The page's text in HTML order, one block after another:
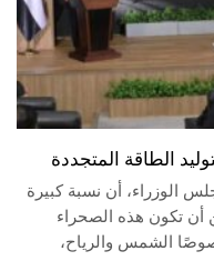
الطاقة المتجددة
الوزراء، أن نسبة كبيرة
تكون هذه الصحراء
الشمس والرياح،